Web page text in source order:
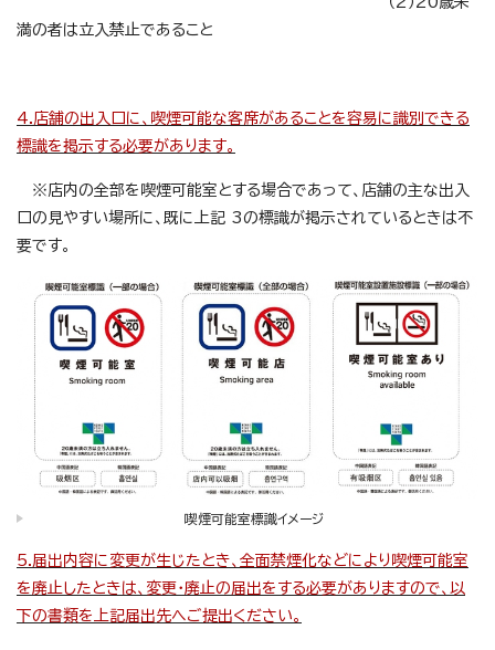
満の者は立入禁止であること
4.店舗の出入口に、喫煙可能な客席があることを容易に識別できる
標識を掲示する必要があります。
※店内の全部を喫煙可能室とする場合であって、店舗の主な出入
口の見やすい場所に、既に上記 3の標識が掲示されているときは不
要です。
喫煙可能室標識イメージ
5.届出内容に変更が生じたとき、全面禁煙化などにより喫煙可能室
を廃止したときは、変更・廃止の届出をする必要がありますので、以
下の書類を上記届出先へご提出ください。